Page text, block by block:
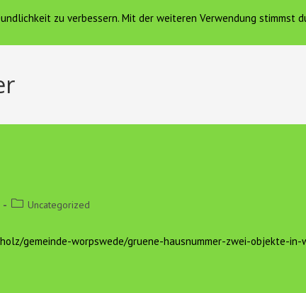
FERIENWOHNUNG VEREIN HOF
Beitrags-
Uncategorized
gemeinde-worpswede/gruene-hausnummer-zwei-objekte-in-
zu verbessern. Mit der weiteren Verwendung stimmst